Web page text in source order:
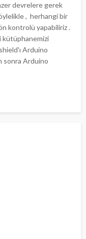
devrelere gerek
, herhangi bir
kontrolü yapabiliriz .
kütüphanemizi
Arduino
sonra Arduino